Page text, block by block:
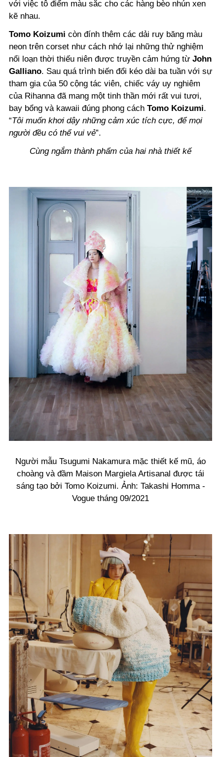
với việc tô điểm màu sắc cho các hàng bèo nhún xen
kẽ nhau.
Tomo Koizumi còn đính thêm các dải ruy băng màu
neon trên corset như cách nhớ lại những thử nghiệm
nổi loạn thời thiếu niên được truyền cảm hứng từ John
Galliano. Sau quá trình biến đổi kéo dài ba tuần với sự
tham gia của 50 cộng tác viên, chiếc váy uy nghiêm
của Rihanna đã mang một tinh thần mới rất vui tươi,
bay bổng và kawaii đúng phong cách Tomo Koizumi.
“Tôi muốn khơi dậy những cảm xúc tích cực, để mọi
người đều có thể vui vẻ”.
Cùng ngắm thành phẩm của hai nhà thiết kế
Người mẫu Tsugumi Nakamura mặc thiết kế mũ, áo
choàng và đầm Maison Margiela Artisanal được tái
sáng tạo bởi Tomo Koizumi. Ảnh: Takashi Homma -
Vogue tháng 09/2021